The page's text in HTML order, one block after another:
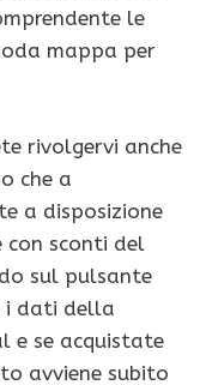
le
mappa per
rivolgervi anche
che a
a disposizione
sconti del
sul pulsante
i dati della
e se acquistate
avviene subito